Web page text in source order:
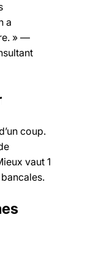
a
» —
coup.
vaut 1